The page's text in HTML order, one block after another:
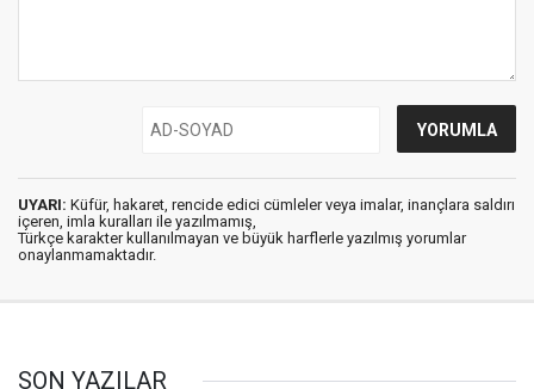
UYARI: Küfür, hakaret, rencide edici cümleler veya imalar, inançlara saldırı
içeren, imla kuralları ile yazılmamış,
Türkçe karakter kullanılmayan ve büyük harflerle yazılmış yorumlar
onaylanmamaktadır.
SON YAZILAR